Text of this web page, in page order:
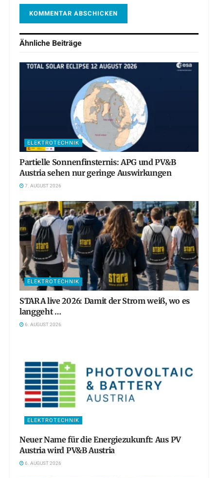
Ähnliche Beiträge
ELEKTROTECHNIK
Partielle Sonnenfinsternis: APG und PV&B
Austria sehen nur geringe Auswirkungen
7. AUGUST 2026
ELEKTROTECHNIK
STARA live 2026: Damit der Strom weiß, wo es
langgeht …
6. AUGUST 2026
ELEKTROTECHNIK
Neuer Name für die Energiezukunft: Aus PV
Austria wird PV&B Austria
6. AUGUST 2026